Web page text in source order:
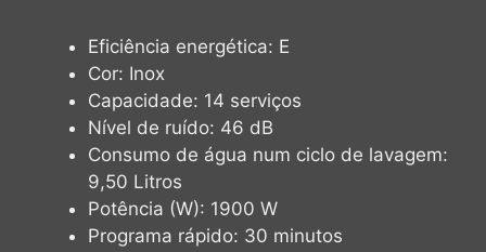
Eficiência energética: E
Cor: Inox
Capacidade: 14 serviços
Nível de ruído: 46 dB
Consumo de água num ciclo de lavagem:
9,50 Litros
Potência (W): 1900 W
Programa rápido: 30 minutos